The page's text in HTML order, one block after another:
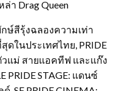
า Drag Queen
ษ์สีรุ้งฉลองความเท่า
ดในประเทศไทย, PRIDE
วแม่ สายแอคทีฟ และแก๊ง
PRIDE STAGE: แดนซ์